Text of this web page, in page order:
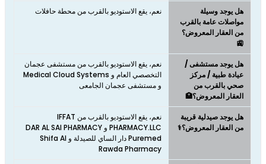
هل يوجد وسيلة
مواصلات عامة بالقرب
من العقار المعروض؟
🚉
نعم، يقع الاستوديو بالقرب من محطة حافلات
هل يوجد مستشفى /
عيادة طبية / مركز
صحي بالقرب من
العقار المعروض؟🏥
نعم، يقع الاستوديو بالقرب من مستشفى عجمان
التخصصي العام و Medical Cloud Systems
و مستشفى عجمان الجامعى
هل يوجد صيدلية قريبة
من العقار المعروض؟⚕️
نعم، يقع الاستوديو بالقرب من IFFAT
PHARMACY.LLC و DAR AL SAI PHARMACY
Puremed دار الساي للصيدلة و Shifa Al
Rawda Pharmacy